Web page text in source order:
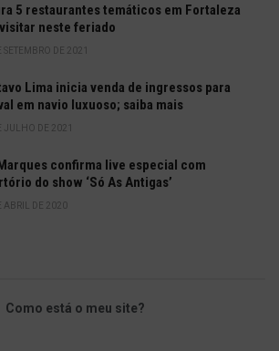
5 restaurantes temáticos em Fortaleza
neste feriado
SETEMBRO DE 2021
Lima inicia venda de ingressos para
em navio luxuoso; saiba mais
JULHO DE 2021
confirma live especial com
do show ‘Só As Antigas’
ABRIL DE 2020
Como está o meu site?